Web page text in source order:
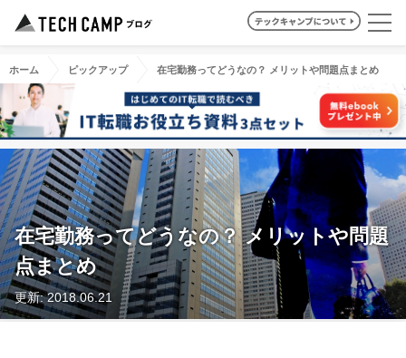
ホーム ピックアップ 在宅勤務ってどうなの？ メリットや問題点まとめ
在宅勤務ってどうなの？ メリットや問題
点まとめ
更新: 2018.06.21